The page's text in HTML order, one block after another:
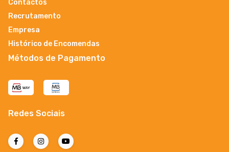
Contactos
Recrutamento
Empresa
Histórico de Encomendas
Métodos de Pagamento
Redes Sociais